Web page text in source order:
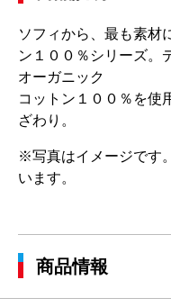
ソフィから、最も素材
ン１００％シリーズ。
オーガニック
コットン１００％を使
ざわり。
※写真はイメージです
います。
商品情報